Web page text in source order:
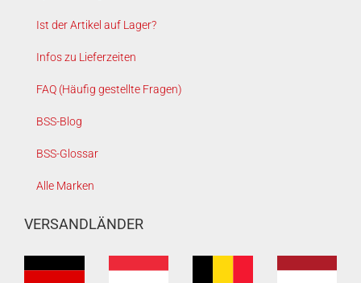
Ist der Artikel auf Lager?
Infos zu Lieferzeiten
FAQ (Häufig gestellte Fragen)
BSS-Blog
BSS-Glossar
Alle Marken
VERSANDLÄNDER